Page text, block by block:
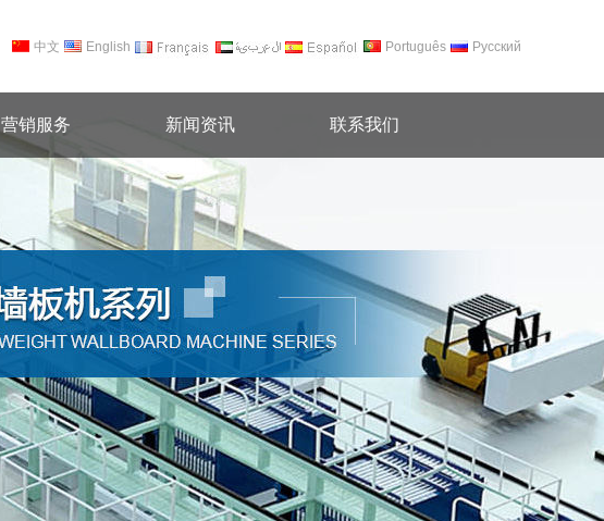
中文 English Português Pусский
营销服务 新闻资讯 联系我们